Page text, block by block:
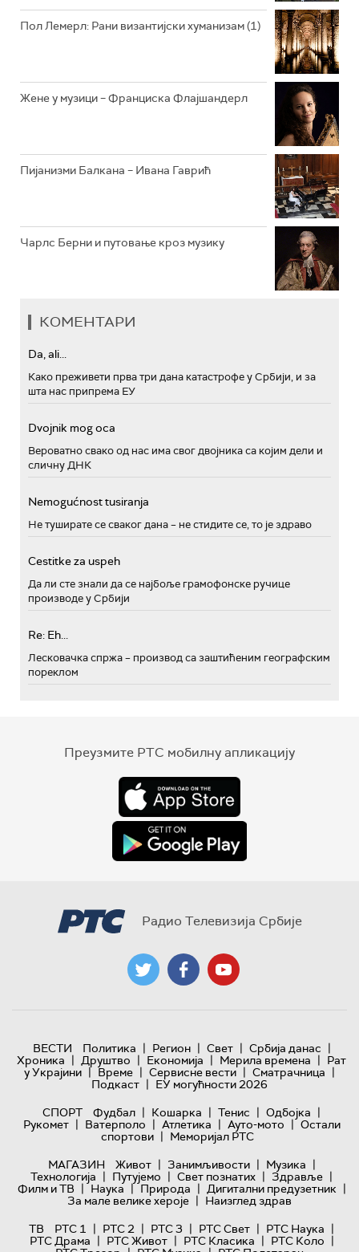
РАДИО ЏЕЗЕР
Пол Лемерл: Рани византијски хуманизам (1)
Жене у музици – Франциска Флајшандерл
Пијанизми Балкана – Ивана Гаврић
Чарлс Берни и путовање кроз музику
КОМЕНТАРИ
Da, ali...
Како преживети прва три дана катастрофе у Србији, и за
шта нас припрема ЕУ
Dvojnik mog oca
Вероватно свако од нас има свог двојника са којим дели и
сличну ДНК
Nemogućnost tusiranja
Не туширате се сваког дана – не стидите се, то је здраво
Cestitke za uspeh
Да ли сте знали да се најбоље грамофонске ручице
производе у Србији
Re: Eh...
Лесковачка спржа – производ са заштићеним географским
пореклом
Преузмите РТС мобилну апликацију
Радио Телевизија Србије
ВЕСТИ Политика | Регион | Свет | Србија данас |
Хроника | Друштво | Економија | Мерила времена | Рат
у Украјини | Време | Сервисне вести | Сматрачница |
Подкаст | ЕУ могућности 2026
СПОРТ
Фудбал | Кошарка | Тенис | Одбојка |
Рукомет | Ватерполо | Атлетика | Ауто-мото | Остали
спортови | Меморијал РТС
МАГАЗИН
Живот | Занимљивости | Музика |
Технологијa | Путујемо | Свет познатих | Здравље |
Филм и ТВ | Наука | Природа | Дигитални предузетник |
За мале велике хероје | Наизглед здрав
ТВ
РТС 1 | РТС 2 | РТС 3 | РТС Свет | РТС Наука |
РТС Драма | РТС Живот | РТС Класика | РТС Коло |